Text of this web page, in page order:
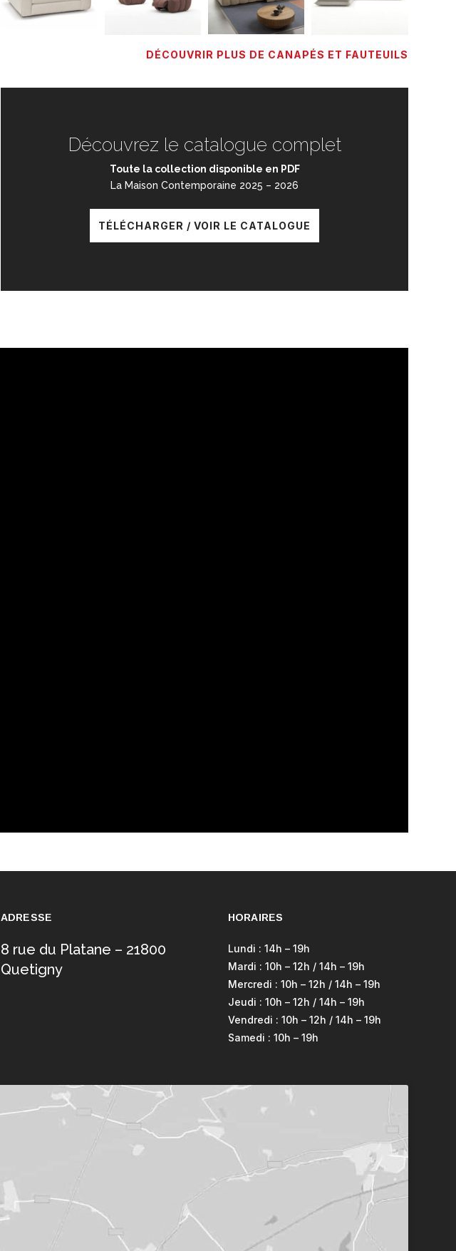
DÉCOUVRIR PLUS DE CANAPÉS ET FAUTEUILS
Découvrez le catalogue complet
Toute la collection disponible en PDF
La Maison Contemporaine 2025 – 2026
TÉLÉCHARGER / VOIR LE CATALOGUE
ADRESSE
8 rue du Platane – 21800
Quetigny
HORAIRES
Lundi : 14h – 19h
Mardi : 10h – 12h / 14h – 19h
Mercredi : 10h – 12h / 14h – 19h
Jeudi : 10h – 12h / 14h – 19h
Vendredi : 10h – 12h / 14h – 19h
Samedi : 10h – 19h